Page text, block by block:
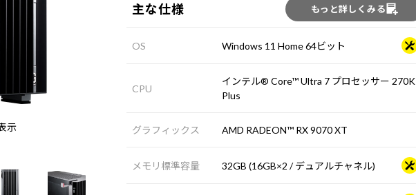
示
主な仕様 もっと詳しくみる
OS Windows 11 Home 64ビット
CPU
インテル® Core™ Ultra 7 プロセッサー 270K
Plus
グラフィックス AMD RADEON™ RX 9070 XT
メモリ標準容量 32GB (16GB×2 / デュアルチャネル)